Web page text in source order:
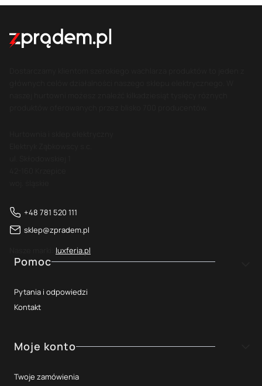
+48 781 520 111
sklep@zpradem.pl
luxferia.pl
Linki w stopce
Pomoc
Pytania i odpowiedzi
Kontakt
Moje konto
Twoje zamówienia